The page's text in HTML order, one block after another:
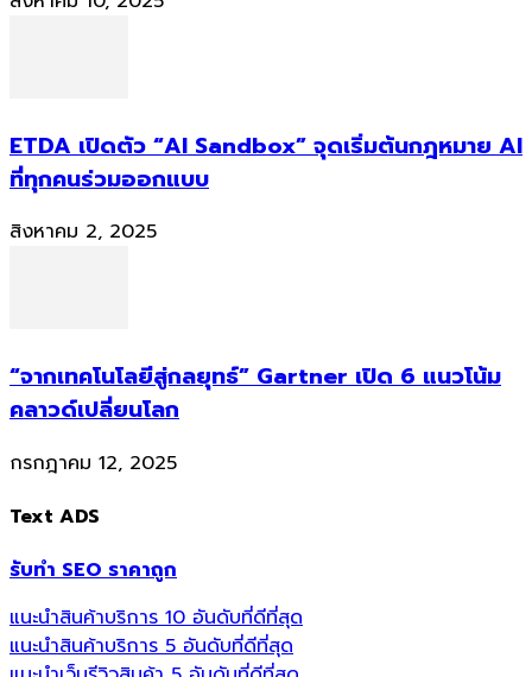
ETDA เปิดตัว “AI Sandbox” จุดเริ่มต้นกฎหมาย AI
ที่ทุกคนร่วมออกแบบ
สิงหาคม 2, 2025
“จากเทคโนโลยีสู่กลยุทธ์” Gartner เปิด 6 แนวโน้ม
คลาวด์เปลี่ยนโลก
กรกฎาคม 12, 2025
Text ADS
รับทำ SEO ราคาถูก
แนะนำสินค้าบริการ 10 อันดับที่ดีที่สุด
แนะนำสินค้าบริการ 5 อันดับที่ดีที่สุด